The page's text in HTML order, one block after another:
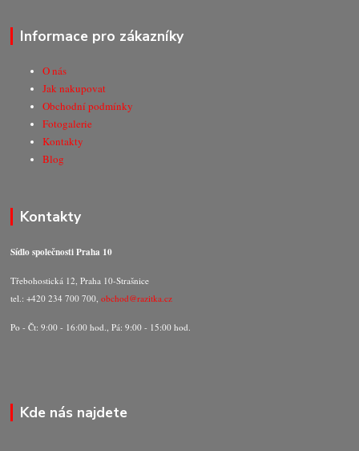
Informace pro zákazníky
O nás
Jak nakupovat
Obchodní podmínky
Fotogalerie
Kontakty
Blog
Kontakty
Sídlo společnosti Praha 10
Třebohostická 12, Praha 10-Strašnice
tel.: +420 234 700 700,obchod@razitka.cz
Po - Čt: 9:00 - 16:00 hod., Pá: 9:00 - 15:00 hod.
Kde nás najdete